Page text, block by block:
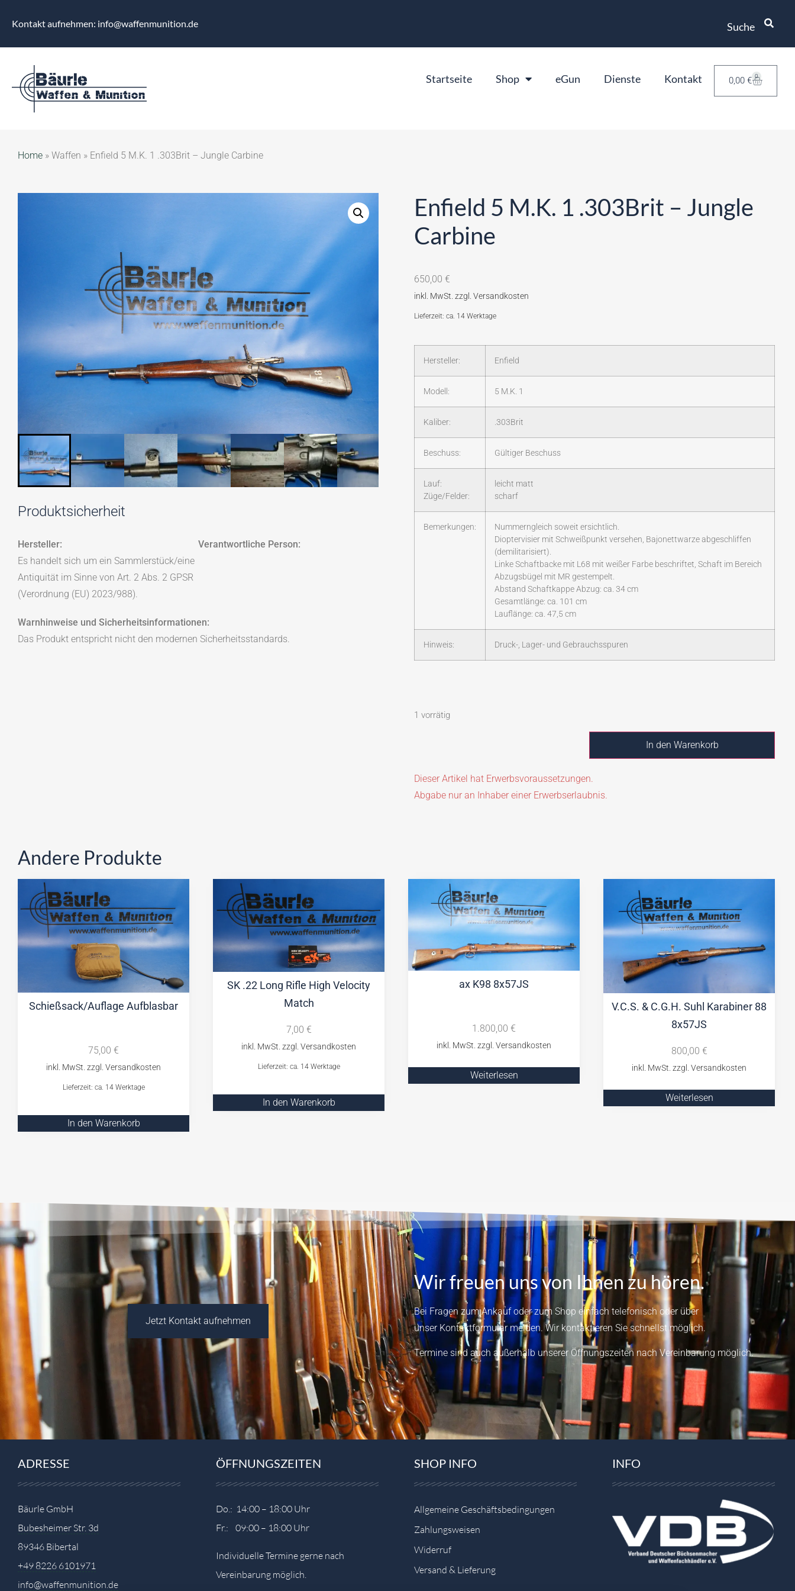
Kontakt aufnehmen: info@waffenmunition.de Suche
Startseite Shop eGun Dienste Kontakt 0,00 € 0
Home » Waffen » Enfield 5 M.K. 1 .303Brit – Jungle Carbine
Produktsicherheit
Hersteller:
Es handelt sich um ein Sammlerstück/eine
Antiquität im Sinne von Art. 2 Abs. 2 GPSR
(Verordnung (EU) 2023/988).
Verantwortliche Person:
Warnhinweise und Sicherheitsinformationen:
Das Produkt entspricht nicht den modernen Sicherheitsstandards.
Enfield 5 M.K. 1 .303Brit – Jungle
Carbine
650,00 €
Lieferzeit: ca. 14 Werktage
Hersteller: Enfield
Modell: 5 M.K. 1
Kaliber: .303Brit
Beschuss: Gültiger Beschuss
Lauf:
Züge/Felder:
leicht matt
scharf
Bemerkungen:
Nummerngleich soweit ersichtlich.
Dioptervisier mit Schweißpunkt versehen, Bajonettwarze abgeschliffen
(demilitarisiert).
Linke Schaftbacke mit L68 mit weißer Farbe beschriftet, Schaft im Bereich
Abzugsbügel mit MR gestempelt.
Abstand Schaftkappe Abzug: ca. 34 cm
Gesamtlänge: ca. 101 cm
Lauflänge: ca. 47,5 cm
Hinweis: Druck-, Lager- und Gebrauchsspuren
1 vorrätig
In den Warenkorb
Dieser Artikel hat Erwerbsvoraussetzungen.
Abgabe nur an Inhaber einer Erwerbserlaubnis.
Andere Produkte
Schießsack/Auflage Aufblasbar
75,00 €
Lieferzeit: ca. 14 Werktage
In den Warenkorb
SK .22 Long Rifle High Velocity
Match
7,00 €
Lieferzeit: ca. 14 Werktage
In den Warenkorb
ax K98 8x57JS
1.800,00 €
Weiterlesen
V.C.S. & C.G.H. Suhl Karabiner 88
8x57JS
800,00 €
Weiterlesen
Jetzt Kontakt aufnehmen
Wir freuen uns von Ihnen zu hören.
Bei Fragen zum Ankauf oder zum Shop einfach telefonisch oder über
unser Kontaktformularmelden.Wir kontaktieren Sie schnellst möglich.
Termine sind auch außerhalb unserer Öffnungszeiten nach Vereinbarung möglich.
ADRESSE
Bäurle GmbH
Bubesheimer Str. 3d
89346 Bibertal
+49 8226 6101971
info@waffenmunition.de
ÖFFNUNGSZEITEN
Do.: 14:00 – 18:00 Uhr
Fr.: 09:00 – 18:00 Uhr
Individuelle Termine gerne nach
Vereinbarung möglich.
SHOP INFO
Allgemeine Geschäftsbedingungen
Zahlungsweisen
Widerruf
Versand & Lieferung
INFO